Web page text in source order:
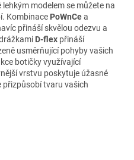
modelem se můžete na
Kombinace PoWnCea
přináší skvělou odezvu a
D-flex přináší
usměrňující pohyby vašich
botičky využívající
vrstvu poskytuje úžasné
přizpůsobí tvaru vašich